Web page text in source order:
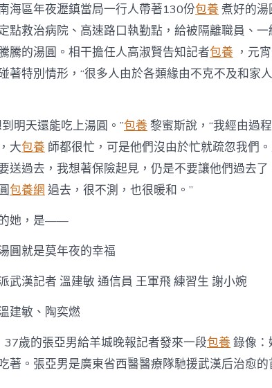
海區年夜瀝鎮當局一行人帶著130份包養 煮好的湯
點救治病院、高速路口執勤點，給被隔離職員、
騰的湯圓。相干擔任人高淑賢告知記者包養 ，元
著特別情形，“很多人由於各類緣由不克不及和家
明天還能吃上湯圓。”包養 黎蜜斯說，“我經由過
大包養 師都很忙，可是他們沒由於忙就疏忽我們
送過去，我想著保險起見，仍是不要讓他們過去
包養網 過去，很不測，也很暖和。”
她，是——
圓就是莫年夜的幸福
武漢記者 溫建敏 通信員 王軍飛 練習生 謝小婉
建敏、陶奕燃
37歲的張亞男給羊城晚報記者發來一段包養 錄像：
著。張亞男是廣東省西醫醫療隊馳援武漢后治愈的